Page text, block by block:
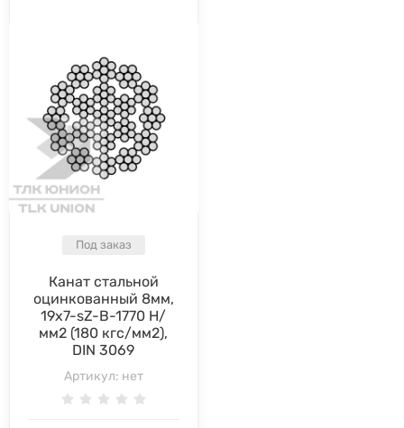
Под заказ
Канат стальной
оцинкованный 8мм,
19x7-sZ-B-1770 Н/
мм2 (180 кгс/мм2),
DIN 3069
Артикул: нет